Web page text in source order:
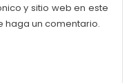
y sitio web en este
haga un comentario.